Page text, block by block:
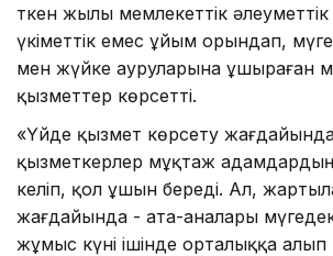
Өткен жылы мемлекеттік
үкіметтік емес ұйым орындап,
мен жүйке ауруларына ұшыраған
қызметтер көрсетті.
«Үйде қызмет көрсету жағдайында
қызметкерлер мұқтаж адамдардың
келіп, қол ұшын береді. Ал,
жағдайында - ата-аналары
жұмыс күні ішінде орталыққа алып